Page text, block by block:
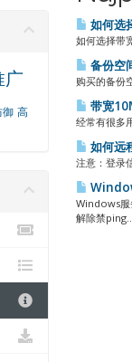
如何选
如何选择带
备份空
购买的备份
带宽
经常有很多
如何远
注意：登录
Windows服
解除禁
广
御 高